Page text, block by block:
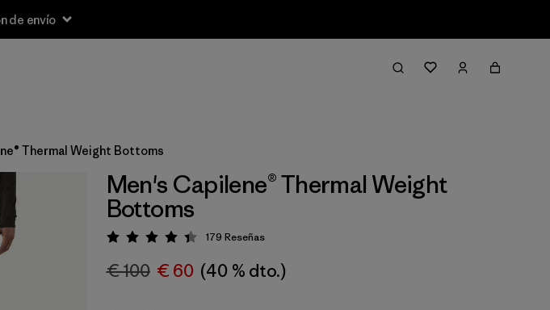
de envío
Thermal Weight Bottoms
Men's Capilene® Thermal Weight
Bottoms
Puntuación: 4.4 / 5
179 Reseñas
€ 100 € 60 (40 % dto.)